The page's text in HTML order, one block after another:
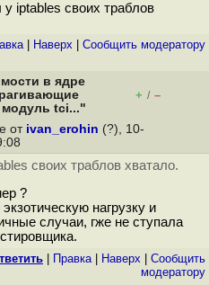
iptables своих траблов
| Наверх Cообщить модератору
в ядре
tci..."
+ / –
от ivan_erohin (?), 10-
своих траблов хватало.
?
нагрузку и
случаи, гже не ступала
Правка| Наверх
Cообщить
модератору